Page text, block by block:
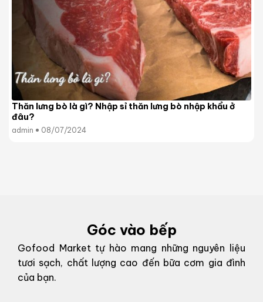
Thăn lưng bò là gì? Nhập sỉ thăn lưng bò nhập khẩu ở
đâu?
admin 08/07/2024
Góc vào bếp
Gofood Market tự hào mang những nguyên liệu
tươi sạch, chất lượng cao đến bữa cơm gia đình
của bạn.